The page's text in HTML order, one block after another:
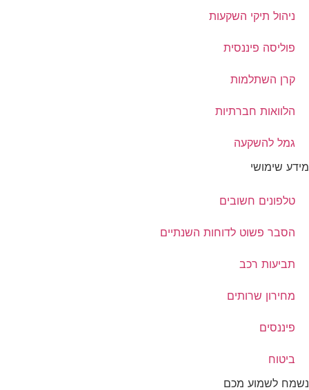
ניהול תיקי השקעות
פוליסה פיננסית
קרן השתלמות
הלוואות חברתיות
גמל להשקעה
מידע שימושי
טלפונים חשובים
הסבר פשוט לדוחות השנתיים
תביעות רכב
מחירון שרותים
פיננסים
ביטוח
נשמח לשמוע מכם